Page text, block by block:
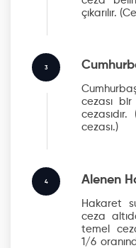
çıkarılır.
3
cezası
cezasıdır.
cezası.)
4 Alenen
Hakaret
ceza
temel
1/6